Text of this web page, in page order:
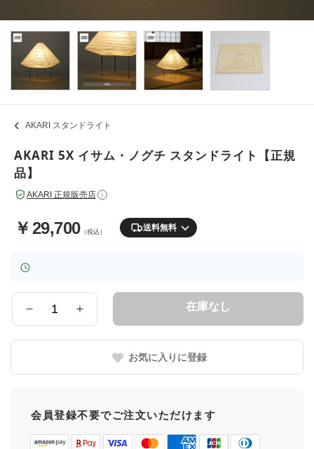
AKARI スタンドライト
AKARI 5X イサム・ノグチ スタンドライト【正規
品】
AKARI 正規販売店 i
￥ 29,700（税込） 送料無料
量
在庫なし
お気に入りに登録
会員登録不要でご注文いただけます